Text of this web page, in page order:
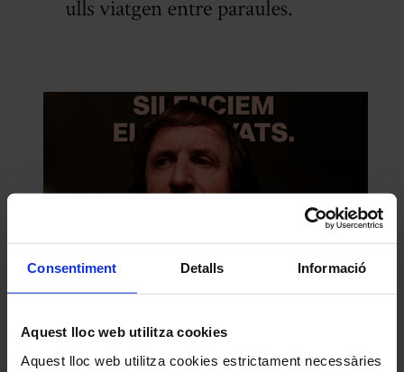
Consentiment Detalls Informació
Aquest lloc web utilitza cookies
Aquest lloc web utilitza cookies estrictament necessàries